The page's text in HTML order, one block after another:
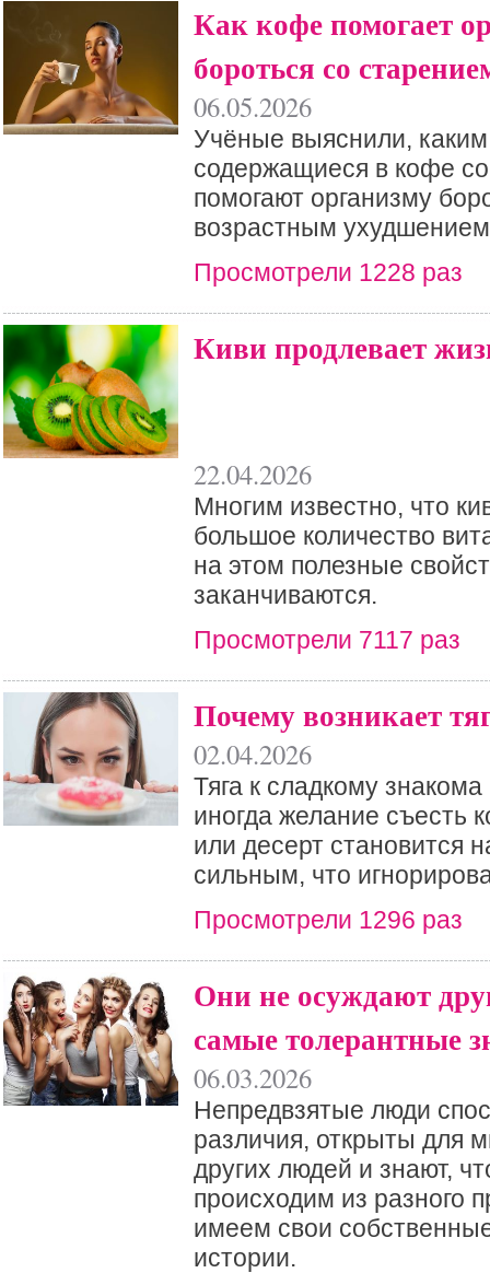
Как кофе помогает
бороться со
06.05.2026
Учёные выяснили,
содержащиеся в кофе
помогают организму
возрастным
Просмотрели 1228 раз
Киви продлевает
22.04.2026
Многим известно, что
большое количество
на этом полезные
заканчиваются.
Просмотрели 7117 раз
Почему возникает
02.04.2026
Тяга к сладкому
иногда желание съесть
или десерт становится
сильным, что
Просмотрели 1296 раз
Они не осуждают
самые толерантные
06.03.2026
Непредвзятые люди
различия, открыты для
других людей и знают,
происходим из разного
имеем свои
истории.